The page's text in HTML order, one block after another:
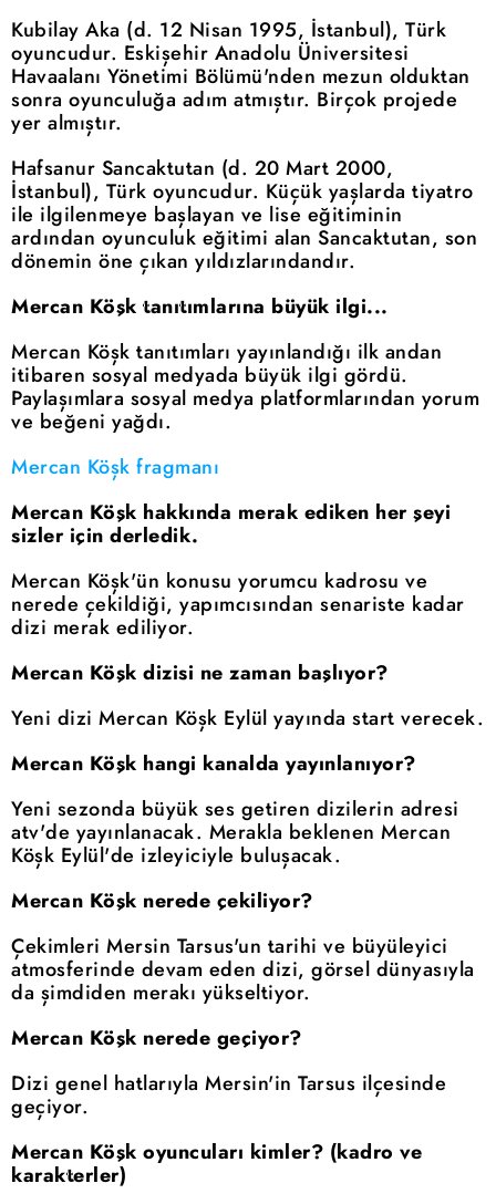
Kubilay Aka (d. 12 Nisan 1995, İstanbul), Türk
oyuncudur. Eskişehir Anadolu Üniversitesi
Havaalanı Yönetimi Bölümü'nden mezun olduktan
sonra oyunculuğa adım atmıştır. Birçok projede
yer almıştır.
Hafsanur Sancaktutan (d. 20 Mart 2000,
İstanbul), Türk oyuncudur. Küçük yaşlarda tiyatro
ile ilgilenmeye başlayan ve lise eğitiminin
ardından oyunculuk eğitimi alan Sancaktutan, son
dönemin öne çıkan yıldızlarındandır.
Mercan Köşk tanıtımlarına büyük ilgi...
Mercan Köşk tanıtımları yayınlandığı ilk andan
itibaren sosyal medyada büyük ilgi gördü.
Paylaşımlara sosyal medya platformlarından yorum
ve beğeni yağdı.
Mercan Köşk fragmanı
Mercan Köşk hakkında merak ediken her şeyi
sizler için derledik.
Mercan Köşk'ün konusu yorumcu kadrosu ve
nerede çekildiği, yapımcısından senariste kadar
dizi merak ediliyor.
Mercan Köşk dizisi ne zaman başlıyor?
Yeni dizi Mercan Köşk Eylül yayında start verecek.
Mercan Köşk hangi kanalda yayınlanıyor?
Yeni sezonda büyük ses getiren dizilerin adresi
atv'de yayınlanacak. Merakla beklenen Mercan
Köşk Eylül'de izleyiciyle buluşacak.
Mercan Köşk nerede çekiliyor?
Çekimleri Mersin Tarsus'un tarihi ve büyüleyici
atmosferinde devam eden dizi, görsel dünyasıyla
da şimdiden merakı yükseltiyor.
Mercan Köşk nerede geçiyor?
Dizi genel hatlarıyla Mersin'in Tarsus ilçesinde
geçiyor.
Mercan Köşk oyuncuları kimler? (kadro ve
karakterler)